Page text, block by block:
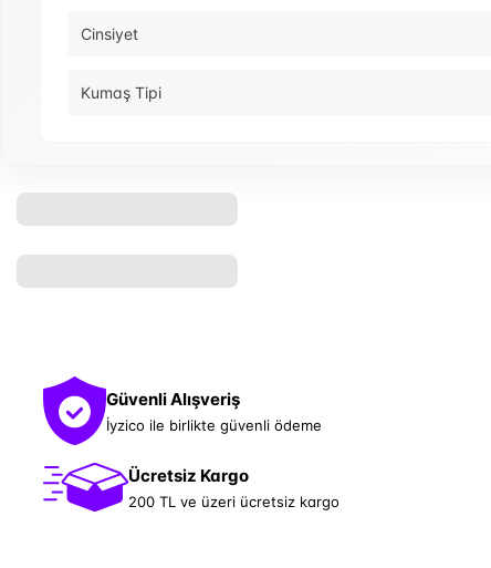
Cinsiyet
Kumaş Tipi
Güvenli Alışveriş
İyzico ile birlikte güvenli ödeme
Ücretsiz Kargo
200 TL ve üzeri ücretsiz kargo